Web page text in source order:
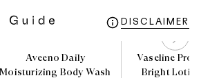
DISCLAIMER
Aveeno Daily
Moisturizing Body Wash
Vaseline
Bright Lotion